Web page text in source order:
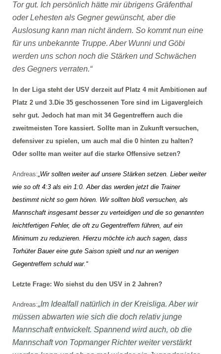
Tor gut. Ich persönlich hätte mir übrigens Gräfenthal
oder Lehesten als Gegner gewünscht, aber die
Auslosung kann man nicht ändern. So kommt nun eine
für uns unbekannte Truppe. Aber Wunni und Göbi
werden uns schon noch die Stärken und Schwächen
des Gegners verraten.“
In der Liga steht der USV derzeit auf Platz 4 mit Ambitionen auf
Platz 2 und 3. Die 35 geschossenen Tore sind im Ligavergleich
sehr gut. Jedoch hat man mit 34 Gegentreffern auch die
zweitmeisten Tore kassiert. Sollte man in Zukunft versuchen,
defensiver zu spielen, um auch mal die 0 hinten zu halten?
Oder sollte man weiter auf die starke Offensive setzen?
Andreas:„Wir sollten weiter auf unsere Stärken setzen. Lieber weiter
wie so oft 4:3 als ein 1:0. Aber das werden jetzt die Trainer
bestimmt nicht so gern hören. Wir sollten bloß versuchen, als
Mannschaft insgesamt besser zu verteidigen und die so genannten
leichtfertigen Fehler, die oft zu Gegentreffern führen, auf ein
Minimum zu reduzieren. Hierzu möchte ich auch sagen, dass
Torhüter Bauer eine gute Saison spielt und nur an wenigen
Gegentreffern schuld war.“
Letzte Frage: Wo siehst du den USV in 2 Jahren?
Andreas:„Im Idealfall natürlich in der Kreisliga. Aber wir
müssen abwarten wie sich die doch relativ junge
Mannschaft entwickelt. Spannend wird auch, ob die
Mannschaft von Topmanger Richter weiter verstärkt